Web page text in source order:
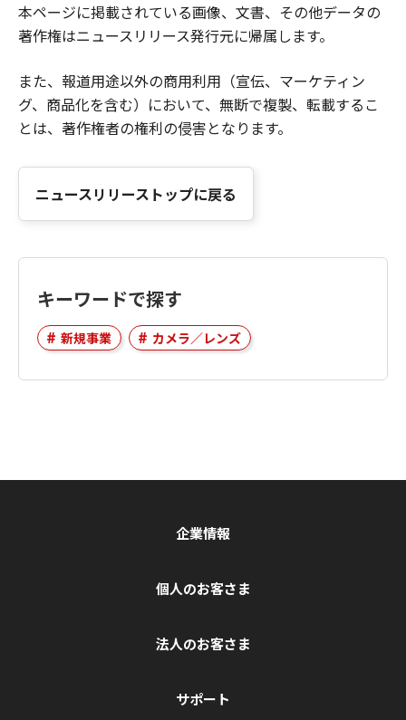
本ページに掲載されている画像、文書、その他データの
著作権はニュースリリース発行元に帰属します。
また、報道用途以外の商用利用（宣伝、マーケティン
グ、商品化を含む）において、無断で複製、転載するこ
とは、著作権者の権利の侵害となります。
ニュースリリーストップに戻る
キーワードで探す
新規事業 カメラ／レンズ
企業情報
個人のお客さま
法人のお客さま
サポート